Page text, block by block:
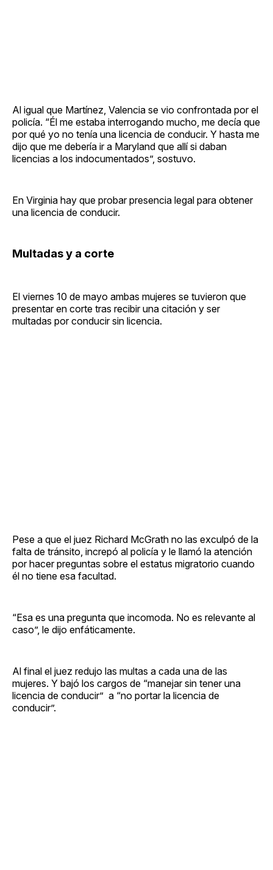
Al igual que Martínez, Valencia se vio confrontada por el
policía. “Él me estaba interrogando mucho, me decía que
por qué yo no tenía una licencia de conducir. Y hasta me
dijo que me debería ir a Maryland que allí si daban
licencias a los indocumentados”, sostuvo.
En Virginia hay que probar presencia legal para obtener
una licencia de conducir.
Multadas y a corte
El viernes 10 de mayo ambas mujeres se tuvieron que
presentar en corte tras recibir una citación y ser
multadas por conducir sin licencia.
Pese a que el juez Richard McGrath no las exculpó de la
falta de tránsito, increpó al policía y le llamó la atención
por hacer preguntas sobre el estatus migratorio cuando
él no tiene esa facultad.
“Esa es una pregunta que incomoda. No es relevante al
caso”, le dijo enfáticamente.
Al final el juez redujo las multas a cada una de las
mujeres. Y bajó los cargos de “manejar sin tener una
licencia de conducir” a “no portar la licencia de
conducir”.